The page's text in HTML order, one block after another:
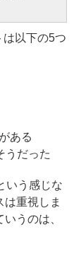
以下の5つ
がある
うだった
いう感じな
重視しま
うのは、